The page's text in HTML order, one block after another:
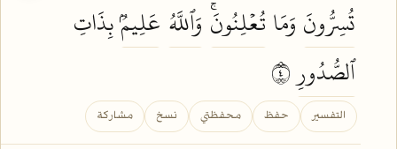
تُسِرُّونَ وَمَا تُعۡلِنُونَۚ وَٱللَّهُ عَلِيمُۢبِذَاتِ
ٱلصُّدُورِ٤
التفسير حفظ محفظتي نسخ مشاركة